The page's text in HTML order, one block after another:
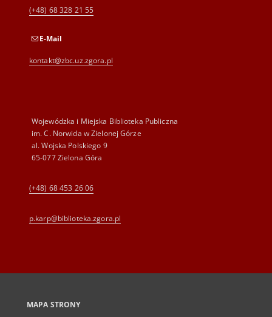
(+48) 68 328 21 55
E-Mail
kontakt@zbc.uz.zgora.pl
Wojewódzka i Miejska Biblioteka Publiczna
im. C. Norwida w Zielonej Górze
al. Wojska Polskiego 9
65-077 Zielona Góra
(+48) 68 453 26 06
p.karp@biblioteka.zgora.pl
MAPA STRONY